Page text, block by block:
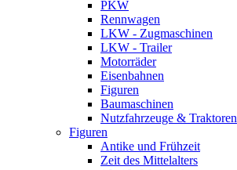
PKW
Rennwagen
LKW - Zugmaschinen
LKW - Trailer
Motorräder
Eisenbahnen
Figuren
Baumaschinen
Nutzfahrzeuge & Traktoren
Figuren
Antike und Frühzeit
Zeit des Mittelalters